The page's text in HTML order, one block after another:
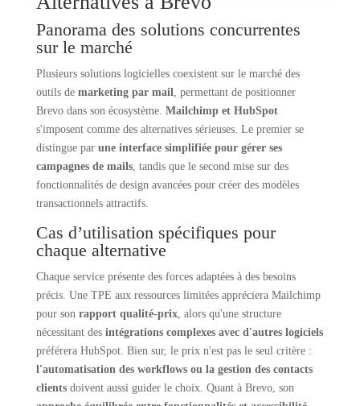
Panorama des solutions concurrentes
sur le marché
Plusieurs solutions logicielles coexistent sur le marché des
outils de marketing par mail
, permettant de positionner
Brevo dans son écosystème. Mailchimp et HubSpot
s'imposent comme des alternatives sérieuses. Le premier se
distingue par une interface simplifiée pour gérer ses
campagnes de mails, tandis que le second mise sur des
fonctionnalités de design avancées pour créer des modèles
transactionnels attractifs.
Cas d’utilisation spécifiques pour
chaque alternative
Chaque service présente des forces adaptées à des besoins
précis. Une TPE aux ressources limitées appréciera Mailchimp
pour son rapport qualité-prix, alors qu'une structure
nécessitant des intégrations complexes avec d'autres logiciels
préférera HubSpot. Bien sur, le prix n'est pas le seul critère :
l'automatisation des workflows ou la gestion des contacts
clientsdoivent aussi guider le choix. Quant à Brevo, son